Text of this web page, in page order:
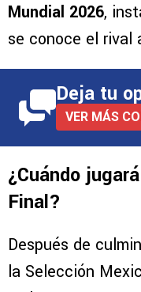
Mundial 2026,
se conoce el rival
Deja tu
VER MÁS
¿Cuándo
Final?
Después de
la Selección